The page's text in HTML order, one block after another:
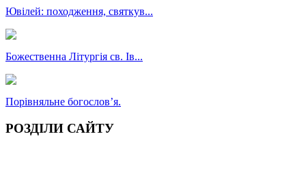
Ювілей: походження, святкув...
Божественна Літургія св. Ів...
Порівняльне богословʼя.
РОЗДІЛИ САЙТУ